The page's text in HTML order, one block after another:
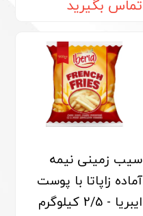
تماس بگیرید
سیب زمینی نیمه
آماده زاپاتا با پوست
ایبریا - 2/5 کیلوگرم